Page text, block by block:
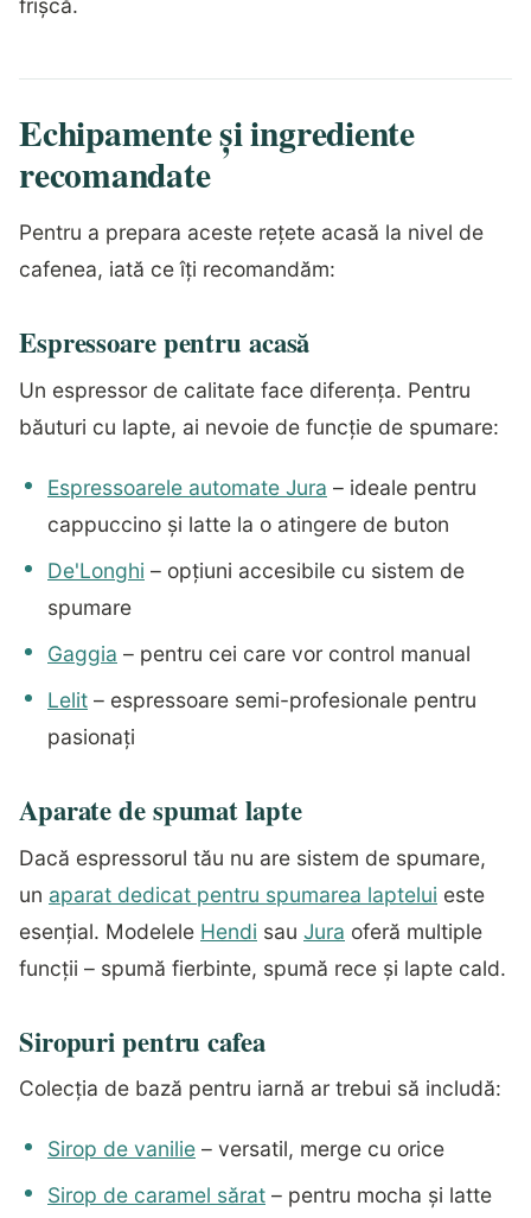
frișcă.
Echipamente și ingrediente
recomandate
Pentru a prepara aceste rețete acasă la nivel de
cafenea, iată ce îți recomandăm:
Espressoare pentru acasă
Un espressor de calitate face diferența. Pentru
băuturi cu lapte, ai nevoie de funcție de spumare:
Espressoarele automate Jura – ideale pentru
cappuccino și latte la o atingere de buton
De'Longhi – opțiuni accesibile cu sistem de
spumare
Gaggia – pentru cei care vor control manual
Lelit – espressoare semi-profesionale pentru
pasionați
Aparate de spumat lapte
Dacă espressorul tău nu are sistem de spumare,
un aparat dedicat pentru spumarea laptelui este
esențial. Modelele Hendi sau Jura oferă multiple
funcții – spumă fierbinte, spumă rece și lapte cald.
Siropuri pentru cafea
Colecția de bază pentru iarnă ar trebui să includă:
Sirop de vanilie – versatil, merge cu orice
Sirop de caramel sărat – pentru mocha și latte